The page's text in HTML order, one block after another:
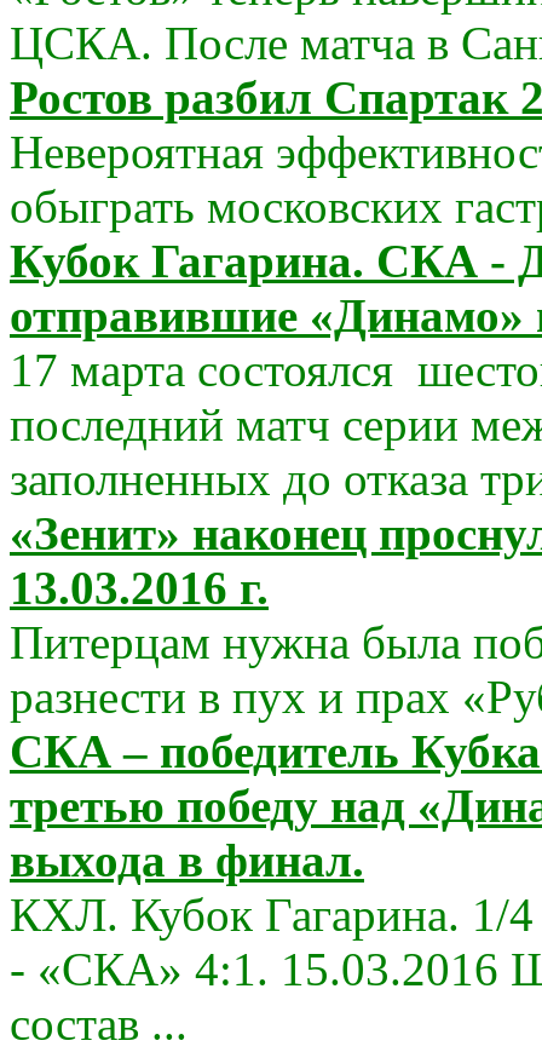
ЦСКА. После матча в
Ростов разбил Спартак
Невероятная
обыграть московских
Кубок Гагарина. СКА -
отправившие «Динамо»
17 марта состоялся
последний матч серии
заполненных до отказа
«Зенит» наконец
13.03.2016 г.
Питерцам нужна была
разнести в пух и прах
СКА – победитель
третью победу над
выхода в финал.
КХЛ. Кубок Гагарина. 1/
- «СКА» 4:1. 15.03.2016
состав ...